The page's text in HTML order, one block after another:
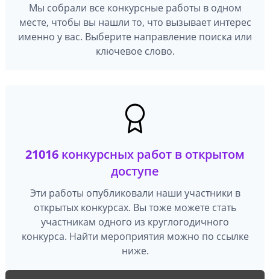
Мы собрали все конкурсные работы в одном
месте, чтобы вы нашли то, что вызывает интерес
именно у вас. Выберите направление поиска или
ключевое слово.
21016 конкурсных работ в открытом
доступе
Эти работы опубликовали наши участники в
открытых конкурсах. Вы тоже можете стать
участникам одного из круглогодичного
конкурса. Найти мероприятия можно по ссылке
ниже.